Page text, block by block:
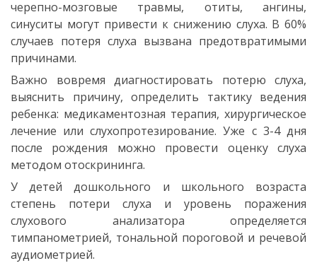
черепно-мозговые травмы, отиты, ангины,
синуситы могут привести к снижению слуха. В 60%
случаев потеря слуха вызвана предотвратимыми
причинами.
Важно вовремя диагностировать потерю слуха,
выяснить причину, определить тактику ведения
ребенка: медикаментозная терапия, хирургическое
лечение или слухопротезирование. Уже с 3-4 дня
после рождения можно провести оценку слуха
методом отоскрининга.
У детей дошкольного и школьного возраста
степень потери слуха и уровень поражения
слухового анализатора определяется
тимпанометрией, тональной пороговой и речевой
аудиометрией.